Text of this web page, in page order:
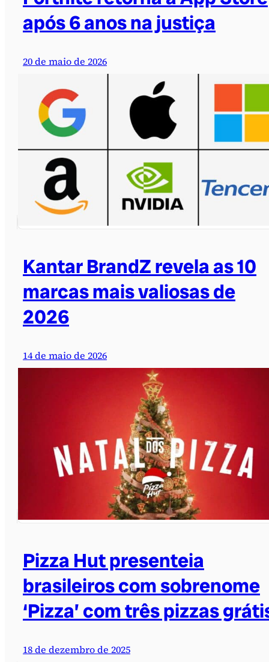
após 6 anos na justiça
20 de maio de 2026
Kantar BrandZ revela as 10
marcas mais valiosas de
2026
14 de maio de 2026
Pizza Hut presenteia
brasileiros com sobrenome
‘Pizza’ com três pizzas
18 de dezembro de 2025